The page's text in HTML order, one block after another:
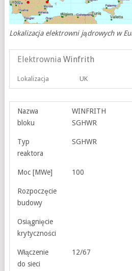
Lokalizacja elektrowni jądrowych w
Elektrownia Winfrith
Lokalizacja UK
Nazwa
bloku
WINFRITH
SGHWR
Typ
reaktora
SGHWR
Moc [MWe] 100
Rozpoczęcie
budowy
Osiągnięcie
krytyczności
Włączenie
do sieci
12/67